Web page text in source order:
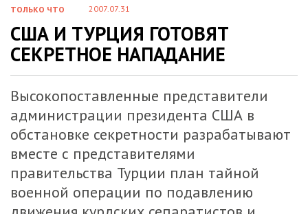
ТОЛЬКО ЧТО 2007.07.31
США И ТУРЦИЯ ГОТОВЯТ
СЕКРЕТНОЕ НАПАДАНИЕ
Высокопоставленные представители
администрации президента США в
обстановке секретности разрабатывают
вместе с представителями
правительства Турции план тайной
военной операции по подавлению